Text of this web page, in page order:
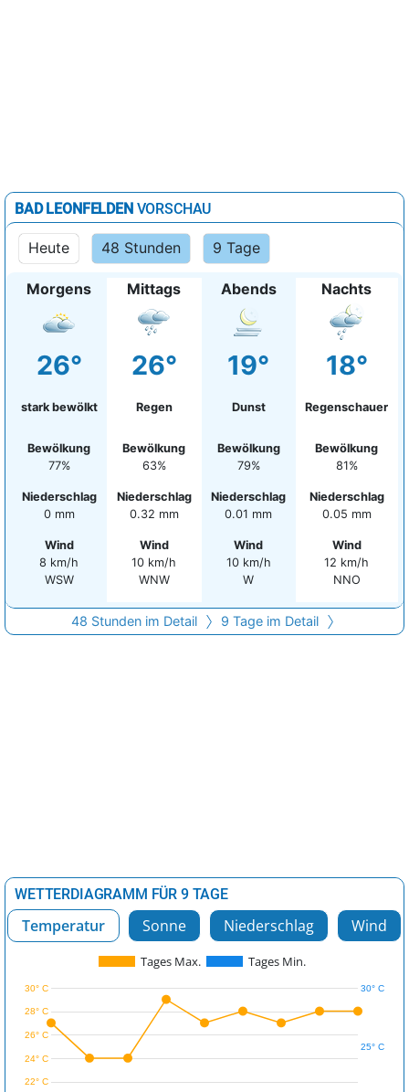
BAD LEONFELDENVORSCHAU
Heute 48 Stunden 9 Tage
Morgens
26°
stark bewölkt
Bewölkung
77%
Niederschlag
0 mm
Wind
8 km/h
WSW
Mittags
26°
Regen
Bewölkung
63%
Niederschlag
0.32 mm
Wind
10 km/h
WNW
Abends
19°
Dunst
Bewölkung
79%
Niederschlag
0.01 mm
Wind
10 km/h
W
Nachts
18°
Regenschauer
Bewölkung
81%
Niederschlag
0.05 mm
Wind
12 km/h
NNO
48 Stunden im Detail 9 Tage im Detail
WETTERDIAGRAMM FÜR 9 TAGE
Temperatur Sonne Niederschlag Wind
Tages Max. Tages Min.
22° C
24° C
26° C
28° C
30° C
25° C
30° C